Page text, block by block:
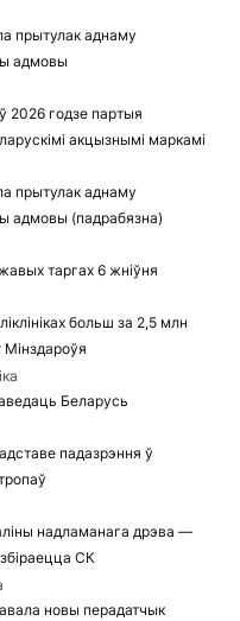
прытулак аднаму
адмовы
2026 годзе партыя
акцызнымі маркамі
прытулак аднаму
адмовы (падрабязна)
таргах 6 жніўня
больш за 2,5 млн
Беларусь
падазрэння ў
надламанага дрэва —
СК
новы перадатчык